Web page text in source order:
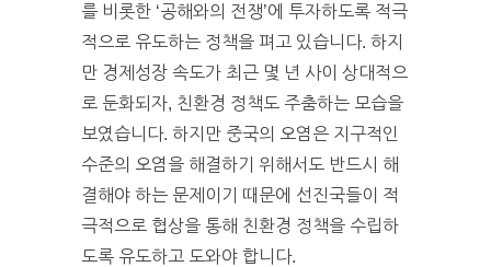
를 비롯한 ‘공해와의 전쟁’에 투자하도록 적극
적으로 유도하는 정책을 펴고 있습니다. 하지
만 경제성장 속도가 최근 몇 년 사이 상대적으
로 둔화되자, 친환경 정책도 주춤하는 모습을
보였습니다. 하지만 중국의 오염은 지구적인
수준의 오염을 해결하기 위해서도 반드시 해
결해야 하는 문제이기 때문에 선진국들이 적
극적으로 협상을 통해 친환경 정책을 수립하
도록 유도하고 도와야 합니다.